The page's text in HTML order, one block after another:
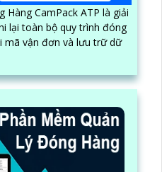
Hàng CamPack ATP là giải
lại toàn bộ quy trình đóng
mã vận đơn và lưu trữ dữ